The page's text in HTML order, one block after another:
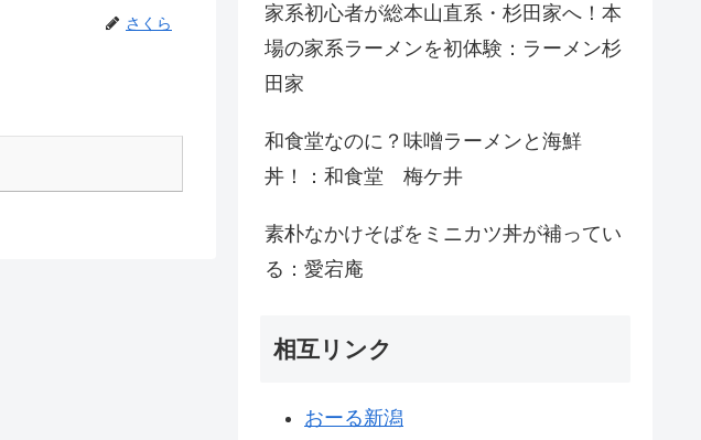
さくら
家系初心者が総本山直系・杉田家へ！本
場の家系ラーメンを初体験：ラーメン杉
田家
和食堂なのに？味噌ラーメンと海鮮
丼！：和食堂 梅ケ井
素朴なかけそばをミニカツ丼が補ってい
る：愛宕庵
相互リンク
おーる新潟